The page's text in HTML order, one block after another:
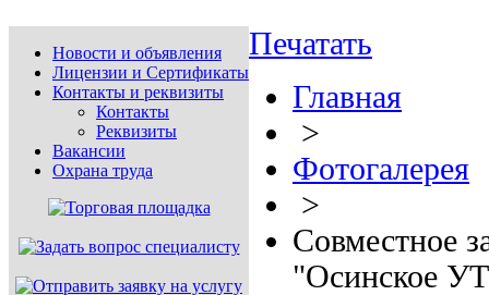
Новости и объявления
Лицензии и Сертификаты
Контакты и реквизиты
Контакты
Реквизиты
Вакансии
Охрана труда
Печатать
Главная
>
Фотогалерея
>
Совместное
"Осинское